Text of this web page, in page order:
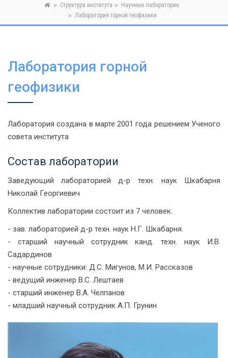
Структура института
Научные лаборатории
Лаборатория горной геофизики
Лаборатория горной
геофизики
Лаборатория создана в марте 2001 года решением Ученого
совета института
Состав лаборатории
Заведующий лабораторией д-р техн. наук Шкабарня
Николай Георгиевич
Коллектив лаборатории состоит из 7 человек.
- зав. лабораторией д-р техн. наук Н.Г. Шкабарня.
- старший научный сотрудник канд. техн. наук И.В.
Садардинов
- научные сотрудники: Д.С. Мигунов, М.И. Рассказов
- ведущий инженер В.С. Лештаев
- старший инженер В.А. Челпанов
- младший научный сотрудник А.П. Грунин